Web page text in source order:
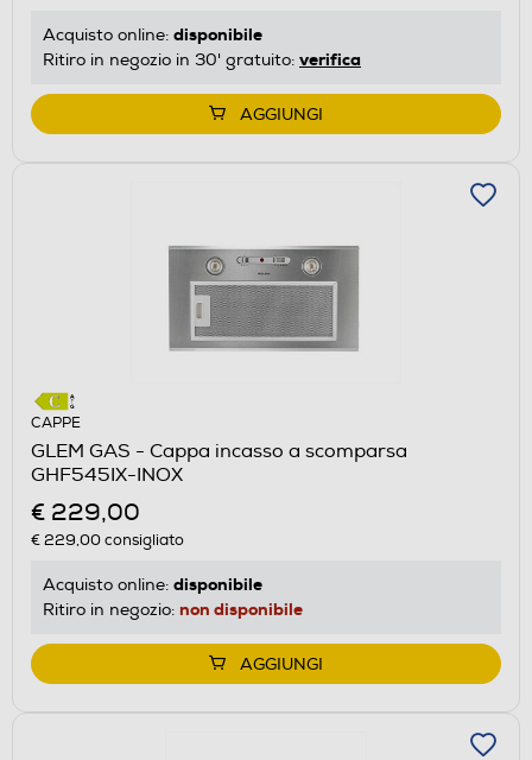
Acquisto online: disponibile
Ritiro in negozio in 30' gratuito: verifica
AGGIUNGI
CAPPE
GLEM GAS - Cappa incasso a scomparsa
GHF545IX-INOX
€ 229,00
€ 229,00consigliato
Acquisto online: disponibile
Ritiro in negozio: non disponibile
AGGIUNGI